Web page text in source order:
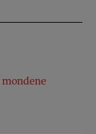
mondene